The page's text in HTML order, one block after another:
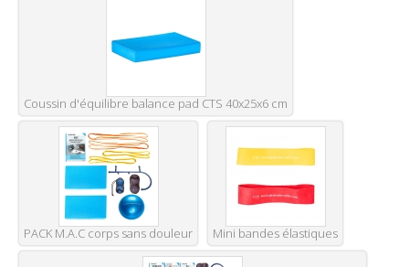
Coussin d'équilibre balance pad CTS 40x25x6 cm
PACK M.A.C corps sans douleur Mini bandes élastiques